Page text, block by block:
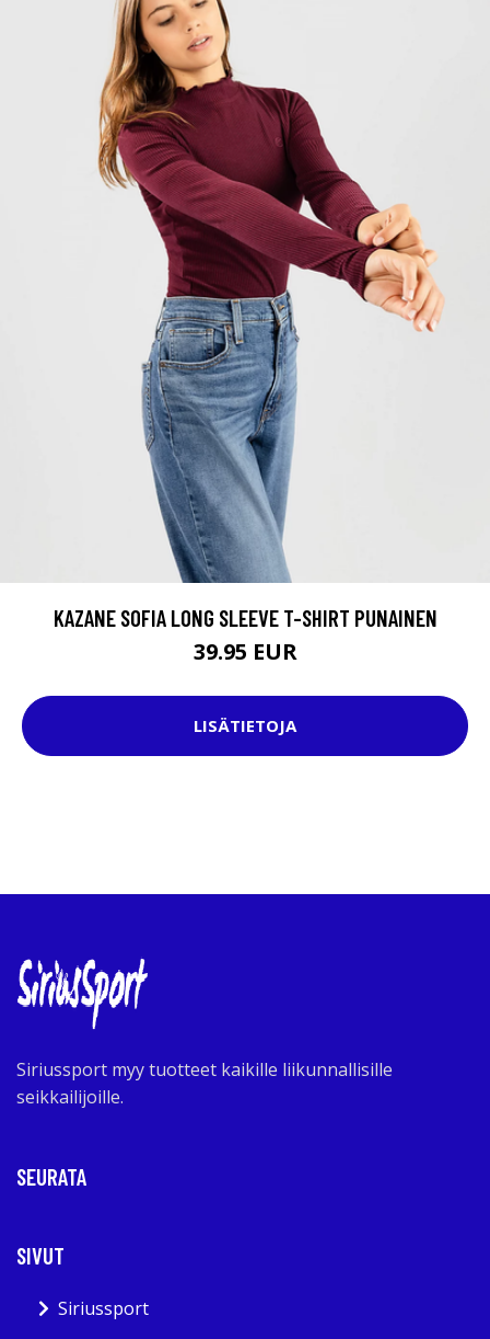
KAZANE SOFIA LONG SLEEVE T-SHIRT PUNAINEN
39.95 EUR
LISÄTIETOJA
Siriussport myy tuotteet kaikille liikunnallisille
seikkailijoille.
SEURATA
SIVUT
Siriussport